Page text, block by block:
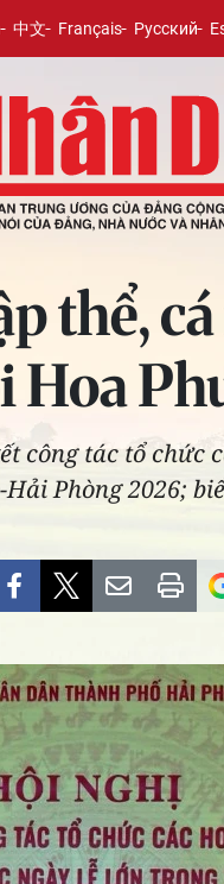
中文 Français Русский
thể,
Hoa
công tác tổ chức
Phòng 2026;